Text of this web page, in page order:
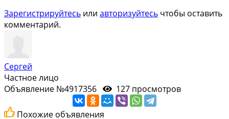
Зарегистрируйтесь или авторизуйтесь чтобы оставить
комментарий.
Сергей
Частное лицо
Объявление №4917356
127 просмотров
Похожие объявления